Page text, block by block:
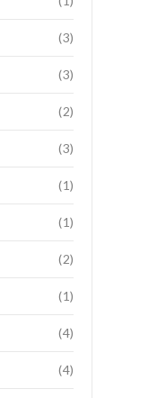
(3)
(3)
(2)
(3)
(1)
(1)
(2)
(1)
(4)
(4)